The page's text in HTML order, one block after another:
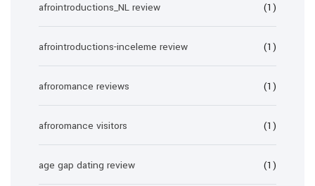
afrointroductions_NL review (1)
afrointroductions-inceleme review (1)
afroromance reviews (1)
afroromance visitors (1)
age gap dating review (1)